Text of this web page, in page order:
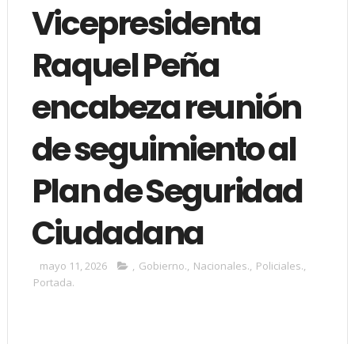
Vicepresidenta
Raquel Peña
encabeza reunión
de seguimiento al
Plan de Seguridad
Ciudadana
mayo 11, 2026 , Gobierno., Nacionales., Policiales.,
Portada.